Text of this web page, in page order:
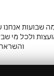
שבועות אנחנו
ולכל מי